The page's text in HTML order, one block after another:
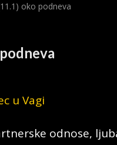
oko podneva
odnose,